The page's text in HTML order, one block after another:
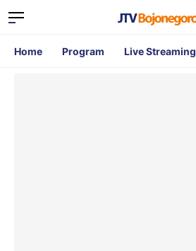
Home Program Live Streaming